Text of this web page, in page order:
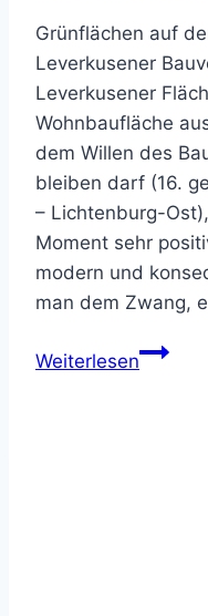
Grünflächen auf
Leverkusener
Leverkusener
Wohnbaufläche
dem Willen des
bleiben darf (16.
– Lichtenburg-
Moment sehr
modern und
man dem Zwang,
WeiterlesenLB-